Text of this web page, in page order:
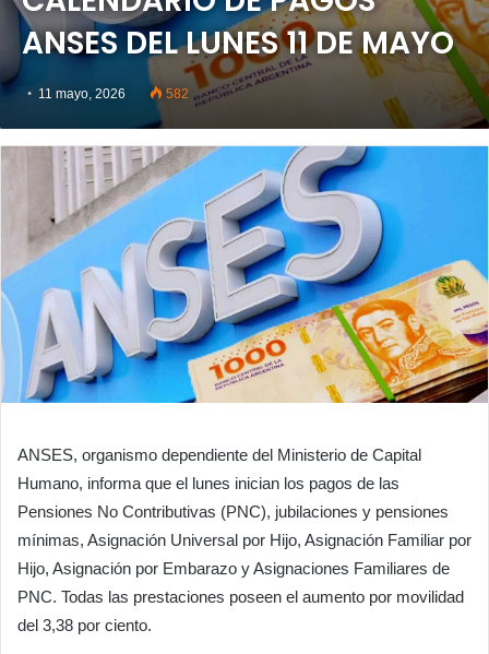
ANSES DEL LUNES 11 DE MAYO
11 mayo, 2026 582
ANSES, organismo dependiente del Ministerio de Capital
Humano, informa que el lunes inician los pagos de las
Pensiones No Contributivas (PNC), jubilaciones y pensiones
mínimas, Asignación Universal por Hijo, Asignación Familiar por
Hijo, Asignación por Embarazo y Asignaciones Familiares de
PNC. Todas las prestaciones poseen el aumento por movilidad
del 3,38 por ciento.